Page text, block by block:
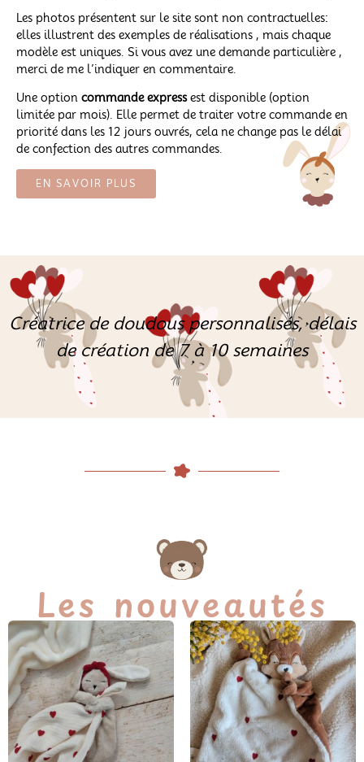
Les photos présentent sur le site sont non contractuelles:
elles illustrent des exemples de réalisations , mais chaque
modèle est uniques. Si vous avez une demande particulière ,
merci de me l’indiquer en commentaire.
Une option commande expressest disponible (option
limitée par mois). Elle permet de traiter votre commande en
priorité dans les 12 jours ouvrés, cela ne change pas le délai
de confection des autres commandes.
EN SAVOIR PLUS
Créatrice de doudous personnalisés, délais
de création de 7 à 10 semaines
Les nouveautés